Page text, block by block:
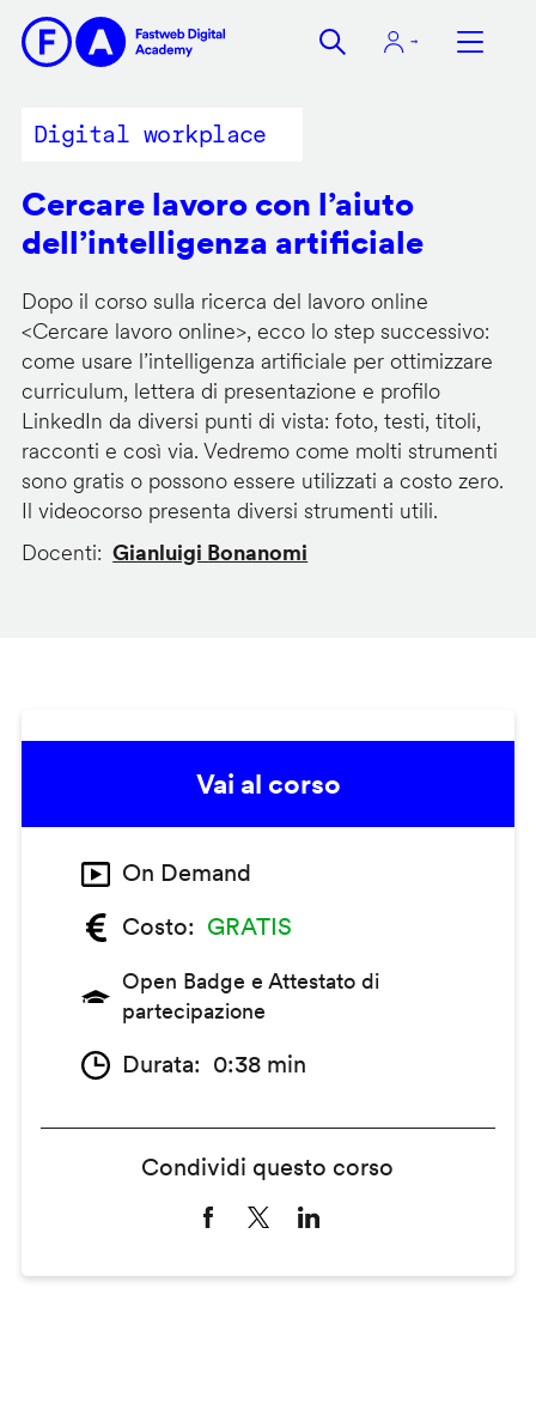
contenuto
Digital workplace
Cercare lavoro con l’aiuto
dell’intelligenza artificiale
Dopo il corso sulla ricerca del lavoro online
<Cercare lavoro online>, ecco lo step successivo:
come usare l’intelligenza artificiale per ottimizzare
curriculum, lettera di presentazione e profilo
LinkedIn da diversi punti di vista: foto, testi, titoli,
racconti e così via. Vedremo come molti strumenti
sono gratis o possono essere utilizzati a costo zero.
Il videocorso presenta diversi strumenti utili.
Docenti
Gianluigi Bonanomi
Vai al corso
On Demand
Costo
GRATIS
Open Badge e Attestato di
partecipazione
Durata 0:38 min
Condividi questo corso